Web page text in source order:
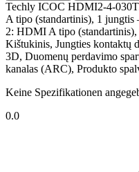
Techly ICOC HDMI2-4-
A tipo (standartinis), 1
2: HDMI A tipo
Kištukinis, Jungties kontaktų
3D, Duomenų perdavimo
kanalas (ARC), Produkto
Keine Spezifikationen
0.0